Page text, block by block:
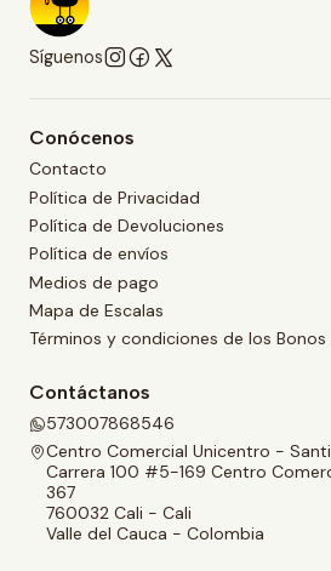
Síguenos
Conócenos
Contacto
Política de Privacidad
Política de Devoluciones
Política de envíos
Medios de pago
Mapa de Escalas
Términos y condiciones de los Bonos
Contáctanos
573007868546
Centro Comercial Unicentro -
Carrera 100 #5-169 Centro
367
760032 Cali - Cali
Valle del Cauca - Colombia